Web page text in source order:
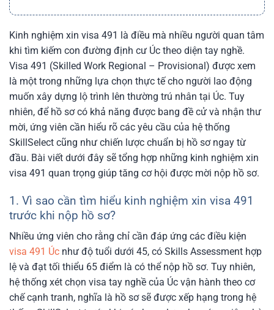
Kinh nghiệm xin visa 491 là điều mà nhiều người quan tâm
khi tìm kiếm con đường định cư Úc theo diện tay nghề.
Visa 491 (Skilled Work Regional – Provisional) được xem
là một trong những lựa chọn thực tế cho người lao động
muốn xây dựng lộ trình lên thường trú nhân tại Úc. Tuy
nhiên, để hồ sơ có khả năng được bang đề cử và nhận thư
mời, ứng viên cần hiểu rõ các yêu cầu của hệ thống
SkillSelect cũng như chiến lược chuẩn bị hồ sơ ngay từ
đầu. Bài viết dưới đây sẽ tổng hợp những kinh nghiệm xin
visa 491 quan trọng giúp tăng cơ hội được mời nộp hồ sơ.
1. Vì sao cần tìm hiểu kinh nghiệm xin visa 491
trước khi nộp hồ sơ?
Nhiều ứng viên cho rằng chỉ cần đáp ứng các điều kiện
visa 491 Úc như độ tuổi dưới 45, có Skills Assessment hợp
lệ và đạt tối thiểu 65 điểm là có thể nộp hồ sơ. Tuy nhiên,
hệ thống xét chọn visa tay nghề của Úc vận hành theo cơ
chế cạnh tranh, nghĩa là hồ sơ sẽ được xếp hạng trong hệ